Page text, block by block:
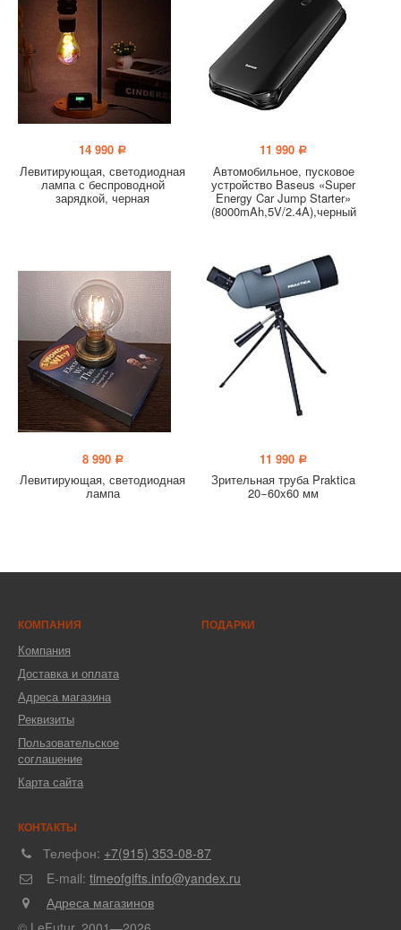
14 990 a
Левитирующая, светодиодная
лампа с беспроводной
зарядкой, черная
11 990 a
Автомобильное, пусковое
устройство Baseus «Super
Energy Car Jump Starter»
(8000mAh,5V/2.4A),черный
8 990 a
Левитирующая, светодиодная
лампа
11 990 a
Зрительная труба Praktica
20−60x60 мм
КОМПАНИЯ
Компания
Доставка и оплата
Адреса магазина
Реквизиты
Пользовательское
соглашение
Карта сайта
ПОДАРКИ
КОНТАКТЫ
Телефон: +7(915) 353-08-87
E-mail: timeofgifts.info@yandex.ru
Адреса магазинов